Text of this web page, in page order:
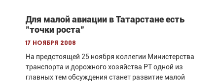
Для малой авиации в Татарстане есть
"точки роста"
17 ноября 2008
На предстоящей 25 ноября коллегии Министерства
транспорта и дорожного хозяйства РТ одной из
главных тем обсуждения станет развитие малой